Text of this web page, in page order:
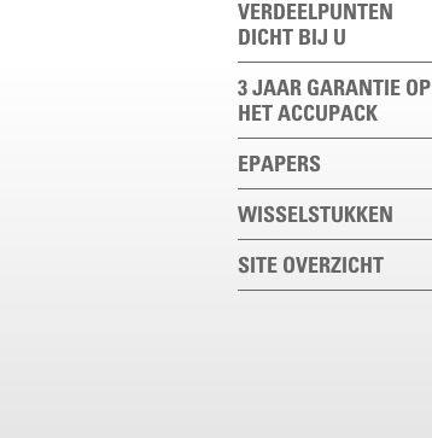
VERDEELPUNTEN
DICHT BIJ U
3 JAAR GARANTIE OP
HET ACCUPACK
EPAPERS
WISSELSTUKKEN
SITE OVERZICHT